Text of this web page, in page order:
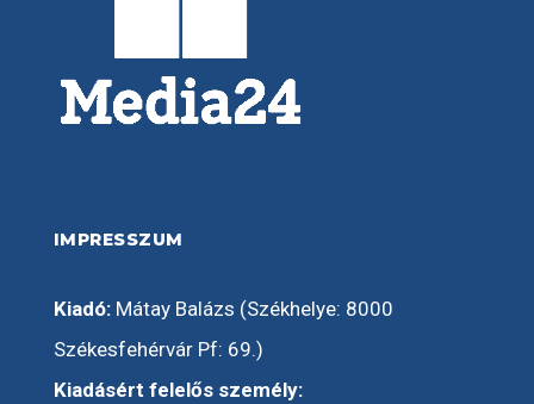
IMPRESSZUM
Kiadó:Mátay Balázs (Székhelye: 8000
Székesfehérvár Pf: 69.)
Kiadásért felelős személy: